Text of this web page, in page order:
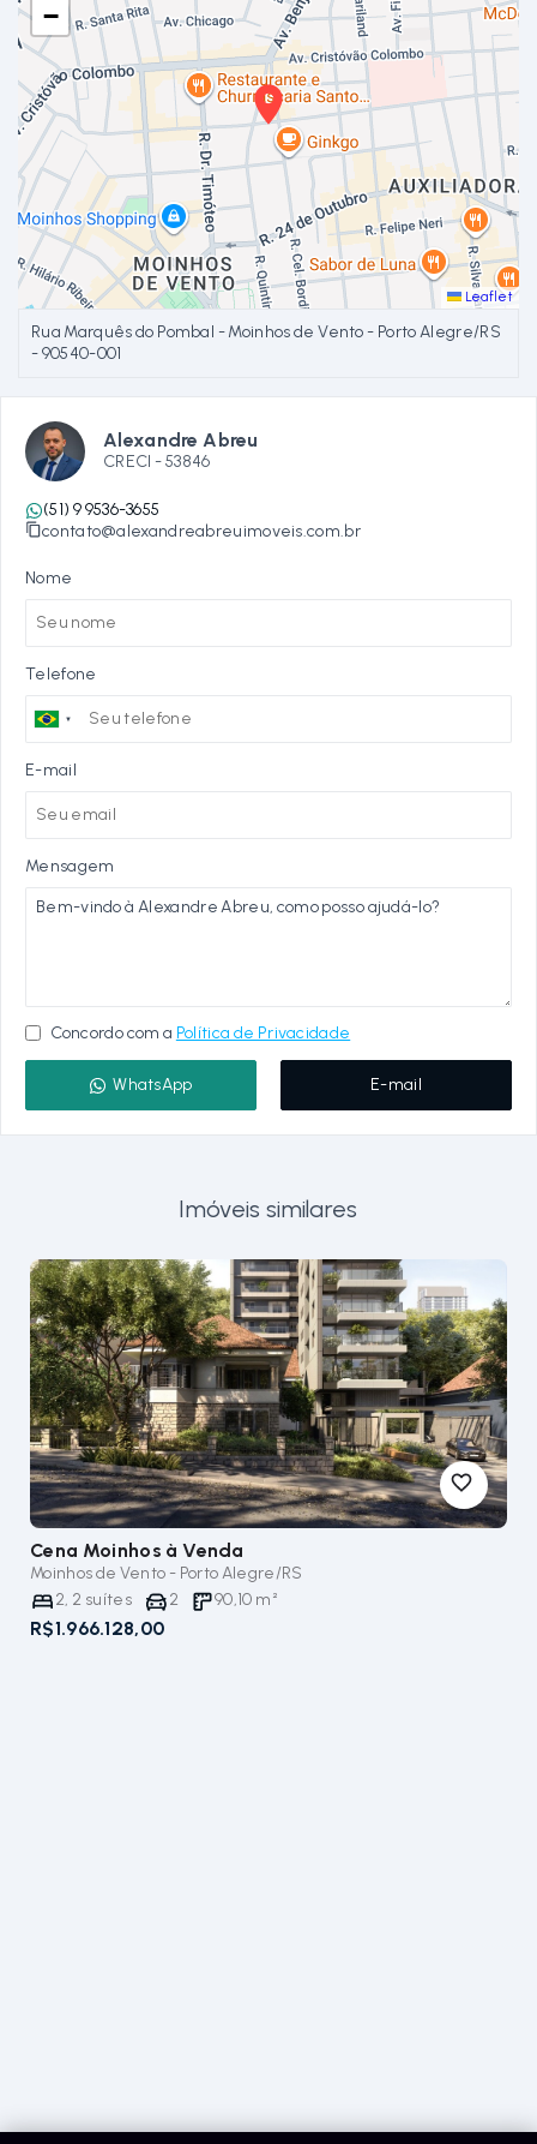
−
Leaflet
Rua Marquês do Pombal - Moinhos de Vento - Porto Alegre/RS
- 90540-001
Alexandre Abreu
CRECI -53846
(51) 9 9536-3655
contato@alexandreabreuimoveis.com.br
Nome
Telefone
E-mail
Mensagem
Concordo com a Política de Privacidade
WhatsApp E-mail
Imóveis similares
Cena Moinhos à Venda
Moinhos de Vento - Porto Alegre/RS
2, 2 suítes 2 90,10 m²
R$1.966.128,00